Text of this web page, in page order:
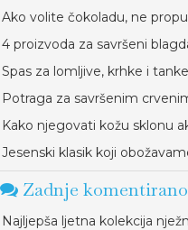
Ako volite čokoladu, ne
4 proizvoda za savršeni
Spas za lomljive, krhke i
Potraga za savršenim
Kako njegovati kožu sklonu
Jesenski klasik koji
Zadnje komentirano
Najljepša ljetna kolekcija